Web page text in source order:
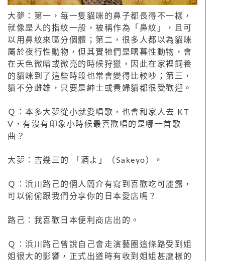
大夢：第一，每一隻貓咪的鼻子都長得不一樣，
就像是人的指紋一般，被稱作為「鼻紋」，且可
以用鼻紋來區分個體；第二，很多人都以為貓咪
屬於夜行性動物，但其實牠們是曙暮性動物，會
在天色微暗或微亮的時候狩獵，因此在家裡飼養
的貓咪到了這些時段也常會變得比較吵；第三，
貓不分雌雄，只要是紳士或貴婦貓都很受歡迎。
Ｑ：本多大夢從小就愛唱歌，也會和家人去 KT
V，有沒有印象小時候最喜歡唱的是哪一首歌
曲？
大夢：吉幾三的 「酒よ」（Sakeyo）。
Ｑ：浜川路己的個人簡介有寫到喜歡吃可麗露，
可以偷偷跟我們分享你的日本愛店嗎？
路己：我喜歡日本便利商店出的。
Ｑ：浜川路己曾說自己會走演藝圈這條路受到姐
姐很大的影響，正式出道時有收到姐姐甚麼樣的